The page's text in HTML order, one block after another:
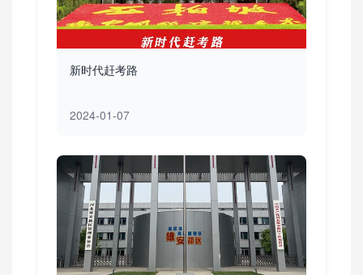
新时代赶考路
2024-01-07